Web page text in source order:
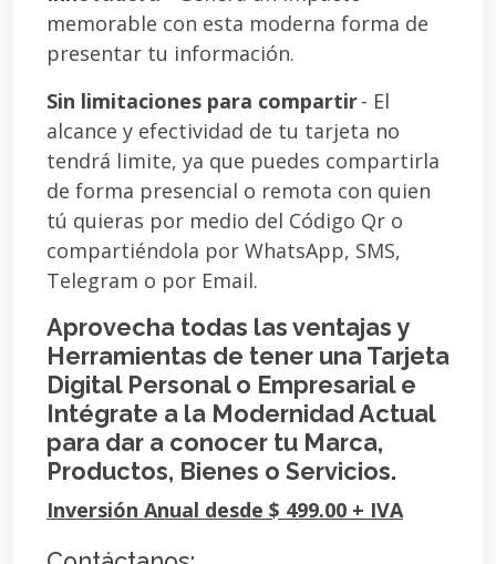
memorable con esta moderna forma de
presentar tu información.
Sin limitaciones para compartir- El
alcance y efectividad de tu tarjeta no
tendrá limite, ya que puedes compartirla
de forma presencial o remota con quien
tú quieras por medio del Código Qr o
compartiéndola por WhatsApp, SMS,
Telegram o por Email.
Aprovecha todas las ventajas y
Herramientas de tener una Tarjeta
Digital Personal o Empresarial e
Intégrate a la Modernidad Actual
para dar a conocer tu Marca,
Productos, Bienes o Servicios.
Inversión Anual desde $ 499.00 + IVA